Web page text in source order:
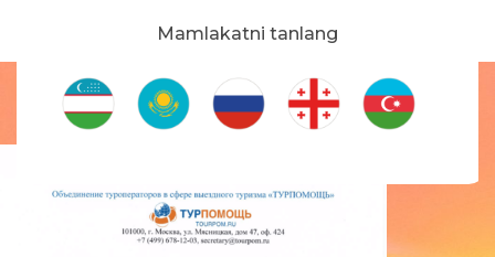
Mamlakatni tanlang
Huquqiy hujjatlar
Bosh sahifa/Huquqiy hujjatlar